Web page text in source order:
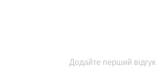
Додайте перший відгук